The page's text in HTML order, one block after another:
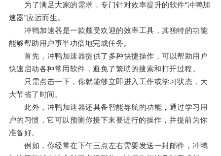
为了满足大家的需求，专门针对效率提升的软件“冲鸭加
速器”应运而生。
冲鸭加速器是一款颇受欢迎的效率工具，其独特的功能
能够帮助用户事半功倍地完成任务。
首先，冲鸭加速器提供了多种快捷操作，可以帮助用户
快速启动各种常用软件，避免了繁琐的搜索和打开过程。
只需点击一下，你就能够立即进入工作或学习状态，大
大节省了时间。
此外，冲鸭加速器还具备智能导航的功能，通过学习用
户的习惯，它可以预测你接下来要进行的操作，并提前为你
准备好。
例如，你经常在下午三点左右需要发送一封邮件，冲鸭